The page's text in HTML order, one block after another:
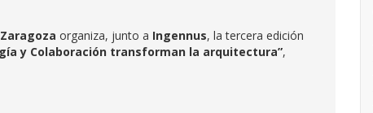
organiza, junto a Ingennus, la tercera edición
y Colaboración transforman la arquitectura”,